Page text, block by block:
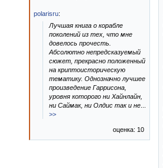
polarisru:
Лучшая книга о корабле
поколений из тех, что мне
довелось прочесть.
Абсолютно непредсказуемый
сюжет, прекрасно положенный
на криптоисторическую
тематику. Однозначно лучшее
произведение Гаррисона,
уровня которого ни Хайнлайн,
ни Саймак, ни Олдис так и не
>>
оценка: 10